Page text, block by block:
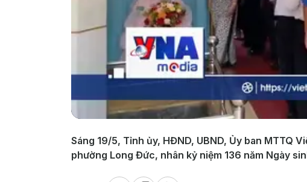
Sáng 19/5, Tỉnh ủy, HĐND, UBND, Ủy ban MTTQ
phường Long Đức, nhân kỷ niệm 136 năm Ngày